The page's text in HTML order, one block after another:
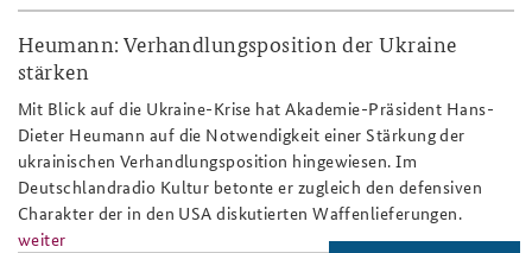
Heumann: Verhandlungsposition der Ukraine
stärken
Mit Blick auf die Ukraine-Krise hat Akademie-Präsident Hans-
Dieter Heumann auf die Notwendigkeit einer Stärkung der
ukrainischen Verhandlungsposition hingewiesen. Im
Deutschlandradio Kultur betonte er zugleich den defensiven
Charakter der in den USA diskutierten Waffenlieferungen.
weiter